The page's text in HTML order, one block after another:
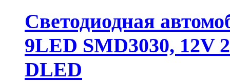
Светодиодная
9LED SMD3030, 12V
DLED